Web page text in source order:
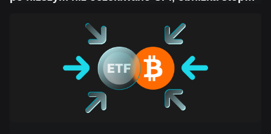
pomimo wahań rynkowych